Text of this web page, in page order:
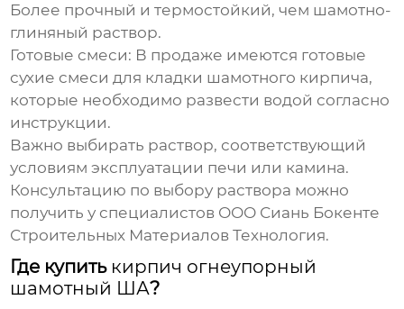
Более прочный и термостойкий, чем шамотно-
глиняный раствор.
Готовые смеси: В продаже имеются готовые
сухие смеси для кладки шамотного кирпича,
которые необходимо развести водой согласно
инструкции.
Важно выбирать раствор, соответствующий
условиям эксплуатации печи или камина.
Консультацию по выбору раствора можно
получить у специалистов ООО Сиань Бокенте
Строительных Материалов Технология.
Где купить кирпич огнеупорный
шамотный ША?